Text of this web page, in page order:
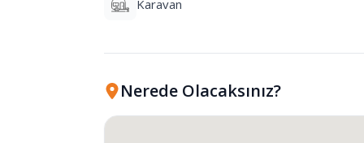
Karavan
Nerede Olacaksınız?